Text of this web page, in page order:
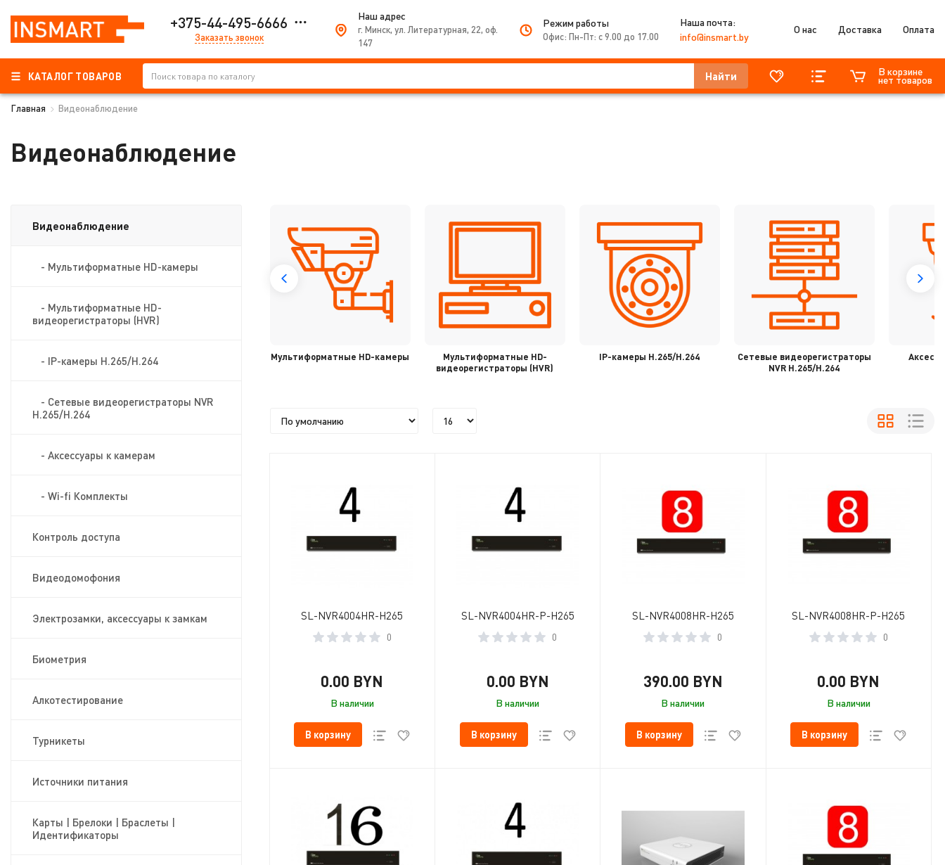
Заказать звонок
+375-44-495-6666 Наш адрес
г. Минск, ул. Литературная, 22, оф.
147
Режим работы
Офис: Пн-Пт: с 9.00 до 17.00
Наша почта:
info@insmart.by
О нас Доставка Оплата
КАТАЛОГ ТОВАРОВ Найти В корзине
нет товаров
Главная Видеонаблюдение
Видеонаблюдение
Видеонаблюдение
- Мультиформатные HD-камеры
- Мультиформатные HD-
видеорегистраторы (HVR)
- IP-камеры H.265/H.264
- Сетевые видеорегистраторы NVR
H.265/H.264
- Аксессуары к камерам
- Wi-fi Комплекты
Контроль доступа
Видеодомофония
Электрозамки, аксессуары к замкам
Биометрия
Алкотестирование
Турникеты
Источники питания
Карты | Брелоки | Браслеты |
Идентификаторы
к камерам Wi-fi Комплекты Мультиформатные HD-камеры
Мультиформатные HD-
видеорегистраторы (HVR)
IP-камеры H.265/H.264
Сетевые видеорегистраторы
NVR H.265/H.264
SL-NVR4004HR-H265
0
0.00 BYN
В наличии
В корзину
SL-NVR4004HR-P-H265
0
0.00 BYN
В наличии
В корзину
SL-NVR4008HR-H265
0
390.00 BYN
В наличии
В корзину
SL-NVR4008HR-P-H265
0
0.00 BYN
В наличии
В корзину